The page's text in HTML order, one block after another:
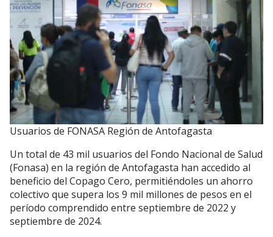
Usuarios de FONASA Región de Antofagasta
Un total de 43 mil usuarios del Fondo Nacional de Salud
(Fonasa) en la región de Antofagasta han accedido al
beneficio del Copago Cero, permitiéndoles un ahorro
colectivo que supera los 9 mil millones de pesos en el
período comprendido entre septiembre de 2022 y
septiembre de 2024.